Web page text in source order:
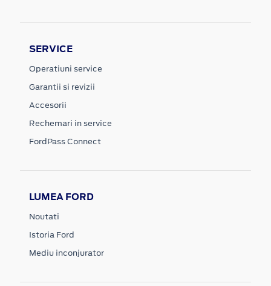
SERVICE
Operatiuni service
Garantii si revizii
Accesorii
Rechemari in service
FordPass Connect
LUMEA FORD
Noutati
Istoria Ford
Mediu inconjurator